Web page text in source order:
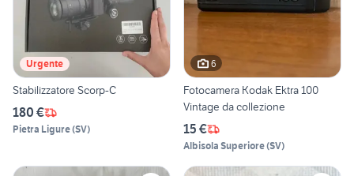
Urgente
Stabilizzatore Scorp-C
180 €
Pietra Ligure(SV)
6
Fotocamera Kodak Ektra 100
Vintage da collezione
15 €
Albisola Superiore(SV)